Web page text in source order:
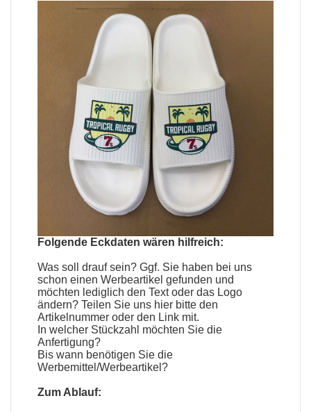
Folgende Eckdaten wären hilfreich:
Was soll drauf sein? Ggf. Sie haben bei uns
schon einenWerbeartikel gefunden und
möchten lediglich den Text oder das Logo
ändern? Teilen Sie uns hier bitte den
Artikelnummer oder den Link mit.
In welcher Stückzahl möchten Sie die
Anfertigung?
Bis wann benötigen Sie die
Werbemittel/Werbeartikel?
Zum Ablauf: